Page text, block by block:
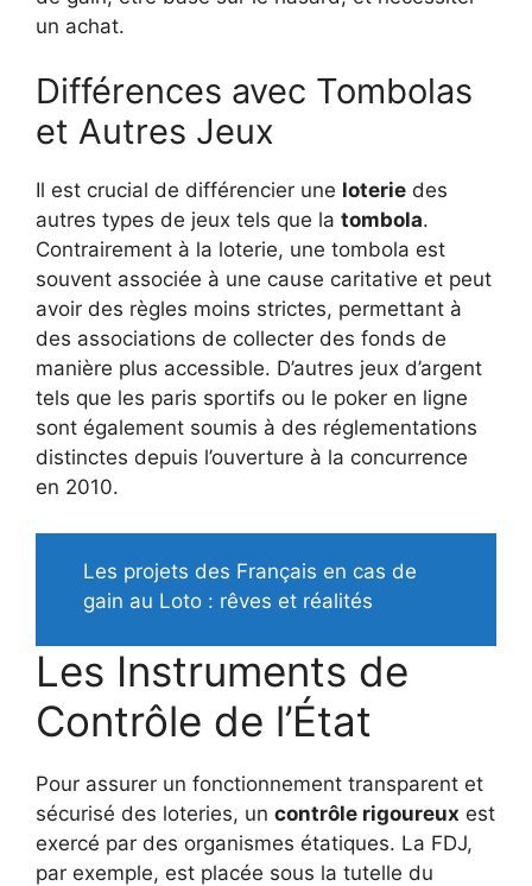
un achat.
Différences avec Tombolas
et Autres Jeux
Il est crucial de différencier une loterie des
autres types de jeux tels que la tombola.
Contrairement à la loterie, une tombola est
souvent associée à une cause caritative et peut
avoir des règles moins strictes, permettant à
des associations de collecter des fonds de
manière plus accessible. D’autres jeux d’argent
tels que les paris sportifs ou le poker en ligne
sont également soumis à des réglementations
distinctes depuis l’ouverture à la concurrence
en 2010.
Les projets des Français en cas de
gain au Loto : rêves et réalités
Les Instruments de
Contrôle de l’État
Pour assurer un fonctionnement transparent et
sécurisé des loteries, un contrôle rigoureux est
exercé par des organismes étatiques. La FDJ,
par exemple, est placée sous la tutelle du